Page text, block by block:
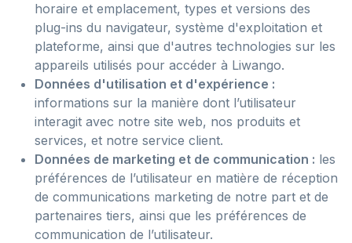
horaire et emplacement, types et versions des
plug-ins du navigateur, système d'exploitation et
plateforme, ainsi que d'autres technologies sur les
appareils utilisés pour accéder à Liwango.
Données d'utilisation et d'expérience :
informations sur la manière dont l’utilisateur
interagit avec notre site web, nos produits et
services, et notre service client.
Données de marketing et de communication : les
préférences de l’utilisateur en matière de réception
de communications marketing de notre part et de
partenaires tiers, ainsi que les préférences de
communication de l’utilisateur.